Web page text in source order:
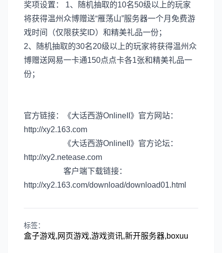
奖项设置： 1、随机抽取的10名50级以上的玩家
将获得温州众博赠送“雁荡山”服务器一个月免费游
戏时间（仅限获奖ID）和精美礼品一份；
2、随机抽取的30名20级以上的玩家将获得温州众
博赠送网易一卡通150点点卡各1张和精美礼品一
份；
官方链接：《大话西游OnlineII》官方网站：
http://xy2.163.com
《大话西游OnlineII》官方论坛：
http://xy2.netease.com
客户端下载链接：
http://xy2.163.com/download/download01.html
标签：
盒子游戏,网页游戏,游戏资讯,新开服务器,boxuu